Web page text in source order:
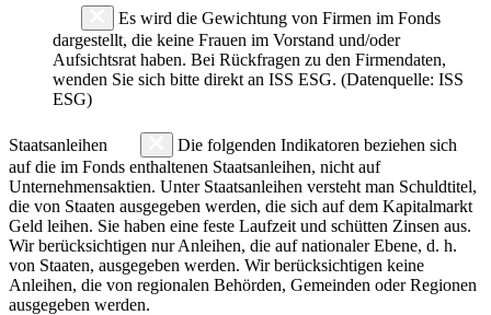
Es wird die Gewichtung von Firmen im Fonds
dargestellt, die keine Frauen im Vorstand und/oder
Aufsichtsrat haben. Bei Rückfragen zu den Firmendaten,
wenden Sie sich bitte direkt an ISS ESG. (Datenquelle: ISS
ESG)
Staatsanleihen
Die folgenden Indikatoren beziehen sich
auf die im Fonds enthaltenen Staatsanleihen, nicht auf
Unternehmensaktien. Unter Staatsanleihen versteht man Schuldtitel,
die von Staaten ausgegeben werden, die sich auf dem Kapitalmarkt
Geld leihen. Sie haben eine feste Laufzeit und schütten Zinsen aus.
Wir berücksichtigen nur Anleihen, die auf nationaler Ebene, d. h.
von Staaten, ausgegeben werden. Wir berücksichtigen keine
Anleihen, die von regionalen Behörden, Gemeinden oder Regionen
ausgegeben werden.